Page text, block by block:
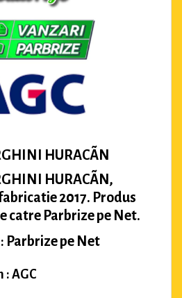
HURACÃN
HURACÃN,
2017. Produs
catre Parbrize pe Net.
Parbrize pe Net
: AGC